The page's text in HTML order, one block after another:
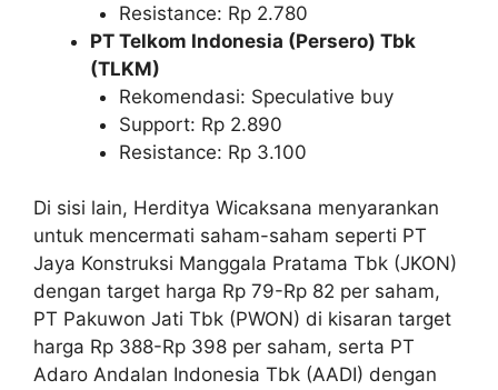
Resistance: Rp 2.780
PT Telkom Indonesia (Persero) Tbk
(TLKM)
Rekomendasi: Speculative buy
Support: Rp 2.890
Resistance: Rp 3.100
Di sisi lain, Herditya Wicaksana menyarankan
untuk mencermati saham-saham seperti PT
Jaya Konstruksi Manggala Pratama Tbk (JKON)
dengan target harga Rp 79-Rp 82 per saham,
PT Pakuwon Jati Tbk (PWON) di kisaran target
harga Rp 388-Rp 398 per saham, serta PT
Adaro Andalan Indonesia Tbk (AADI) dengan